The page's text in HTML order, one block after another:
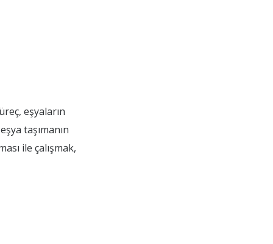
eşyaların
taşımanın
ile çalışmak,